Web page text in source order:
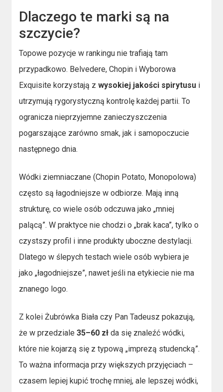
Dlaczego te marki są na
szczycie?
Topowe pozycje w rankingu nie trafiają tam
przypadkowo. Belvedere, Chopin i Wyborowa
Exquisite korzystają zwysokiej jakości spirytusu i
utrzymują rygorystyczną kontrolę każdej partii. To
ogranicza nieprzyjemne zanieczyszczenia
pogarszające zarówno smak, jak i samopoczucie
następnego dnia.
Wódki ziemniaczane (Chopin Potato, Monopolowa)
często są łagodniejsze w odbiorze. Mają inną
strukturę, co wiele osób odczuwa jako „mniej
palącą”. W praktyce nie chodzi o „brak kaca”, tylko o
czystszy profil i inne produkty uboczne destylacji.
Dlatego w ślepych testach wiele osób wybiera je
jako „łagodniejsze”, nawet jeśli na etykiecie nie ma
znanego logo.
Z kolei Żubrówka Biała czy Pan Tadeusz pokazują,
że w przedziale35–60 zł da się znaleźć wódki,
które nie kojarzą się z typową „imprezą studencką”.
To ważna informacja przy większych przyjęciach –
czasem lepiej kupić trochę mniej, ale lepszej wódki,